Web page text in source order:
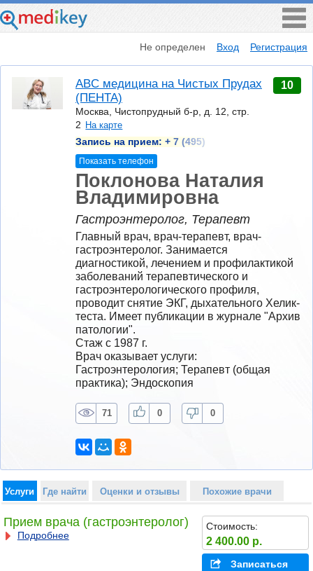
Не определен Вход Регистрация
ABC медицина на Чистых Прудах
(ПЕНТА)
Москва, Чистопрудный б-р, д. 12, стр.
2 На карте
Запись на прием: + 7 (495)
Показать телефон
10
Поклонова Наталия
Владимировна
Гастроэнтеролог, Терапевт
Главный врач, врач-терапевт, врач-
гастроэнтеролог. Занимается
диагностикой, лечением и профилактикой
заболеваний терапевтического и
гастроэнтерологического профиля,
проводит снятие ЭКГ, дыхательного Хелик-
теста. Имеет публикации в журнале "Архив
патологии".
Стаж с 1987 г.
Врач оказывает услуги:
Гастроэнтерология; Терапевт (общая
практика); Эндоскопия
71 0 0
Услуги Где найти Оценки и отзывы Похожие врачи
Прием врача (гастроэнтеролог)
Подробнее
Стоимость:
2 400.00 р.
Записаться